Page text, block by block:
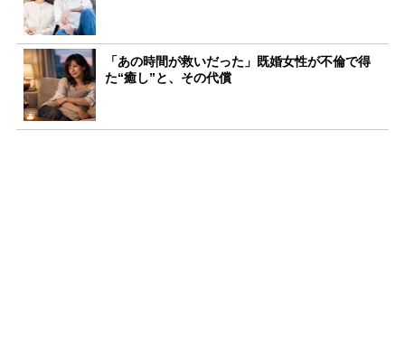
「あの時間が救いだった」既婚女性が不倫で得
た“癒し”と、その代償